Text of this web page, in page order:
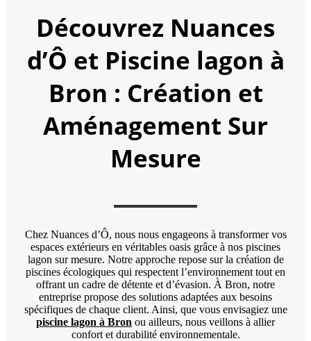
Découvrez Nuances
d’Ô et Piscine lagon à
Bron : Création et
Aménagement Sur
Mesure
Chez Nuances d’Ô, nous nous engageons à transformer vos
espaces extérieurs en véritables oasis grâce à nos piscines
lagon sur mesure. Notre approche repose sur la création de
piscines écologiques qui respectent l’environnement tout en
offrant un cadre de détente et d’évasion. À Bron, notre
entreprise propose des solutions adaptées aux besoins
spécifiques de chaque client. Ainsi, que vous envisagiez une
piscine lagon à Bron ou ailleurs, nous veillons à allier
confort et durabilité environnementale.